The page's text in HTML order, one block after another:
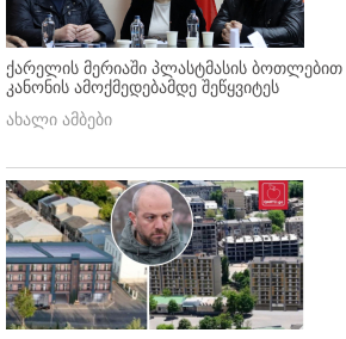
ქარელის მერიაში პლასტმასის ბოთლებით
კანონის ამოქმედებამდე შეწყვიტეს
ახალი ამბები